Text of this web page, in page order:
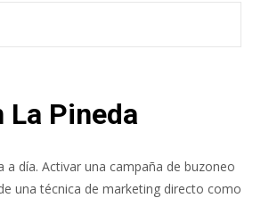
La Pineda
día. Activar una campaña de buzoneo
una técnica de marketing directo como